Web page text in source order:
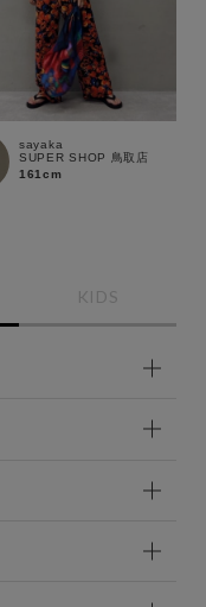
sayaka
SUPER SHOP 鳥取店
161cm
KIDS